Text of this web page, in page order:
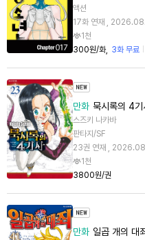
액션
17화 연재 ,
1천
300원/화
3화 무료
만화 묵시록의 4
스즈키 나카바
판타지/SF
23권 연재 ,
1천
3800원/권
만화 일곱 개의 대